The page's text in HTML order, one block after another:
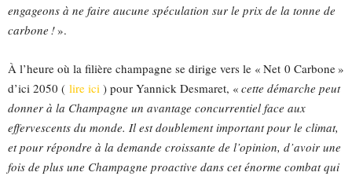
engageons à ne faire aucune spéculation sur le prix de la tonne de
carbone !».
À l’heure où la filière champagne se dirige vers le « Net 0 Carbone »
d’ici 2050 ( lire ici ) pour Yannick Desmaret, « cette démarche peut
donner à la Champagne un avantage concurrentiel face aux
effervescents du monde. Il est doublement important pour le climat,
et pour répondre à la demande croissante de l’opinion, d’avoir une
fois de plus une Champagne proactive dans cet énorme combat qui